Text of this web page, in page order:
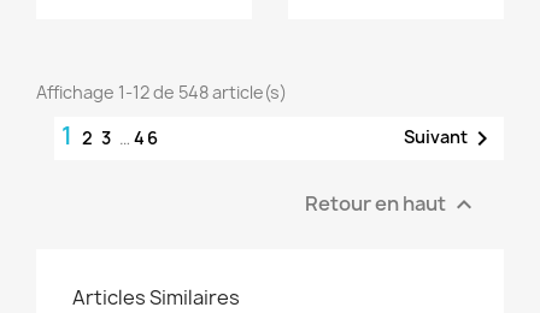
Affichage 1-12 de 548 article(s)
1 2 3 … 46 Suivant 
Retour en haut 
Articles Similaires